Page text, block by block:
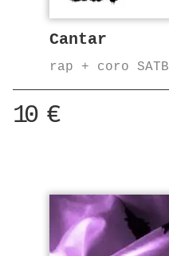
Cantar
rap + coro SATB
10 €